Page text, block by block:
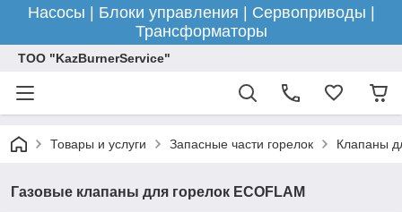
Насосы | Блоки управления | Сервоприводы |
Трансформаторы
ТОО "KazBurnerService"
Товары и услуги Запасные части горелок Клапаны
Газовые клапаны для горелок ECOFLAM